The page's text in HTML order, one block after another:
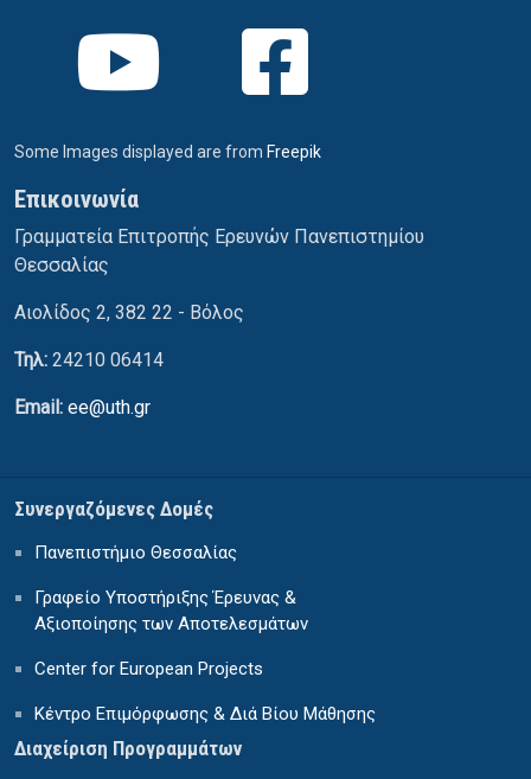
Some Images displayed are from Freepik
Επικοινωνία
Γραμματεία Επιτροπής Ερευνών Πανεπιστημίου
Θεσσαλίας
Αιολίδος 2, 382 22 - Βόλος
Τηλ: 24210 06414
Email: ee@uth.gr
Συνεργαζόμενες Δομές
Πανεπιστήμιο Θεσσαλίας
Γραφείο Υποστήριξης Έρευνας &
Αξιοποίησης των Αποτελεσμάτων
Center for European Projects
Κέντρο Επιμόρφωσης & Διά Βίου Μάθησης
Διαχείριση Προγραμμάτων